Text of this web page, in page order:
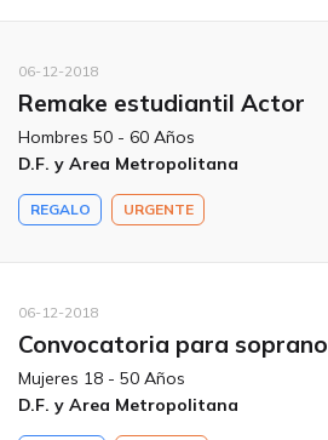
06-12-2018
Remake estudiantil Actor
Hombres 50 - 60 Años
D.F. y Area Metropolitana
REGALO URGENTE
06-12-2018
Convocatoria para soprano
Mujeres 18 - 50 Años
D.F. y Area Metropolitana